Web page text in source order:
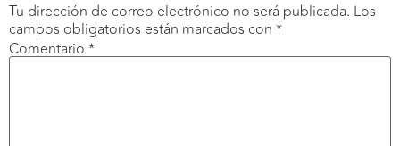
Tu dirección de correo electrónico no será publicada. Los
campos obligatorios están marcados con *
Comentario *